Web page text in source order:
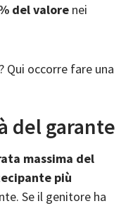
del valore nei
Qui occorre fare una
del garante
massima del
più
Se il genitore ha